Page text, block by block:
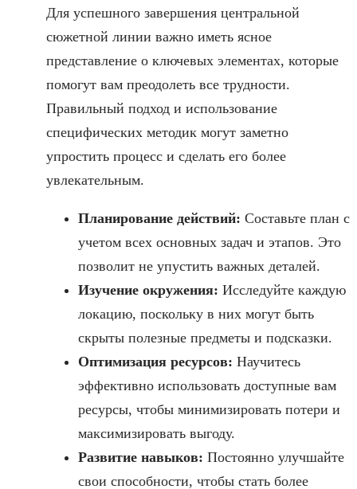
Для успешного завершения центральной
сюжетной линии важно иметь ясное
представление о ключевых элементах, которые
помогут вам преодолеть все трудности.
Правильный подход и использование
специфических методик могут заметно
упростить процесс и сделать его более
увлекательным.
Планирование действий: Составьте план с
учетом всех основных задач и этапов. Это
позволит не упустить важных деталей.
Изучение окружения: Исследуйте каждую
локацию, поскольку в них могут быть
скрыты полезные предметы и подсказки.
Оптимизация ресурсов: Научитесь
эффективно использовать доступные вам
ресурсы, чтобы минимизировать потери и
максимизировать выгоду.
Развитие навыков: Постоянно улучшайте
свои способности, чтобы стать более